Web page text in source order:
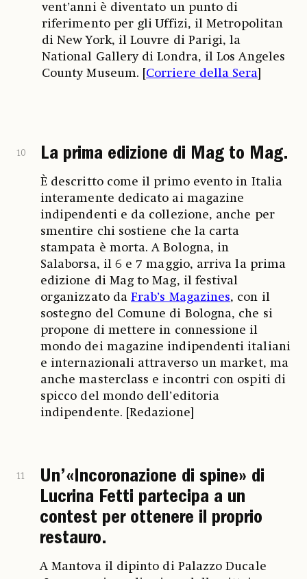
vent’anni è diventato un punto di
riferimento per gli Uffizi, il Metropolitan
di New York, il Louvre di Parigi, la
National Gallery di Londra, il Los Angeles
County Museum. [ Corriere della Sera
10 La prima edizione di Mag to Mag.
È descritto come il primo evento in Italia
interamente dedicato ai magazine
indipendenti e da collezione, anche per
smentire chi sostiene che la carta
stampata è morta. A Bologna, in
Salaborsa, il 6 e 7 maggio, arriva la prima
edizione di Mag to Mag, il festival
organizzato daFrab’s Magazines, con il
sostegno del Comune di Bologna, che si
propone di mettere in connessione il
mondo dei magazine indipendenti italiani
e internazionali attraverso un market, ma
anche masterclass e incontri con ospiti di
spicco del mondo dell’editoria
indipendente. [Redazione]
11
Un’«Incoronazione di spine» di
Lucrina Fetti partecipa a un
contest per ottenere il proprio
restauro.
A Mantova il dipinto di Palazzo Ducale